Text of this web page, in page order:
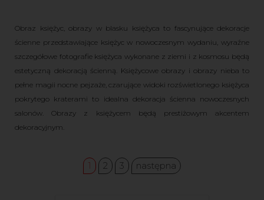
Obraz księżyc, obrazy w blasku księżyca to fascynujące dekoracje
ścienne przedstawiające księżyc w nowoczesnym wydaniu, wyraźne
szczegółowe fotografie księżyca wykonane z ziemi i z kosmosu będą
estetyczną dekoracją ścienną. Księżycowe obrazy i obrazy nieba to
pełne magii nocne pejzaże, czarujące widoki rozświetlonego księżyca
pokrytego kraterami to idealna dekoracja ścienna nowoczesnych
salonów. Obrazy z księżycem będą prestiżowym akcentem
dekoracyjnym.
1 2 3 następna